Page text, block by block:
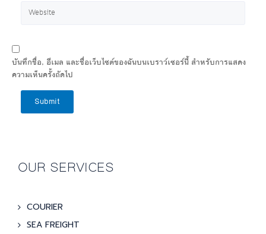
บันทึกชื่อ, อีเมล และชื่อเว็บไซต์ของฉันบนเบราว์เซอร์นี้ สำหรับการแสดง
ความเห็นครั้งถัดไป
Submit
OUR SERVICES
COURIER
SEA FREIGHT